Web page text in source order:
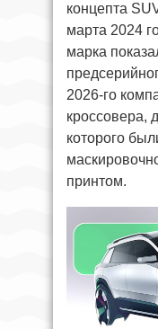
концепта
марта 2024
марка
2026-го
кроссовера,
которого
принтом.